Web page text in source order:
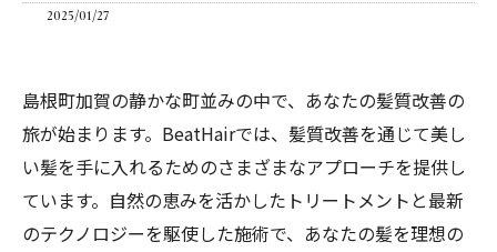
2025/01/27
島根町加賀の静かな町並みの中で、あなたの髪質改善の
旅が始まります。BeatHairでは、髪質改善を通じて美し
い髪を手に入れるためのさまざまなアプローチを提供し
ています。自然の恵みを活かしたトリートメントと最新
のテクノロジーを駆使した施術で、あなたの髪を理想の